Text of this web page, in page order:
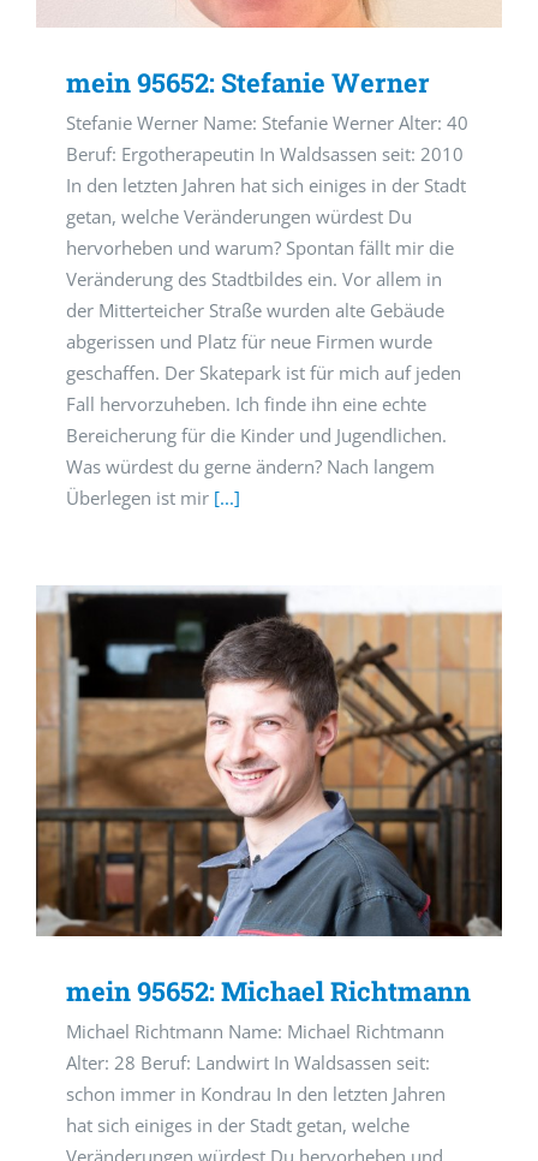
mein 95652: Stefanie Werner
Stefanie Werner Name: Stefanie Werner Alter: 40
Beruf: Ergotherapeutin In Waldsassen seit: 2010
In den letzten Jahren hat sich einiges in der Stadt
getan, welche Veränderungen würdest Du
hervorheben und warum? Spontan fällt mir die
Veränderung des Stadtbildes ein. Vor allem in
der Mitterteicher Straße wurden alte Gebäude
abgerissen und Platz für neue Firmen wurde
geschaffen. Der Skatepark ist für mich auf jeden
Fall hervorzuheben. Ich finde ihn eine echte
Bereicherung für die Kinder und Jugendlichen.
Was würdest du gerne ändern? Nach langem
Überlegen ist mir [...]
mein 95652: Michael Richtmann
Michael Richtmann Name: Michael Richtmann
Alter: 28 Beruf: Landwirt In Waldsassen seit:
schon immer in Kondrau In den letzten Jahren
hat sich einiges in der Stadt getan, welche